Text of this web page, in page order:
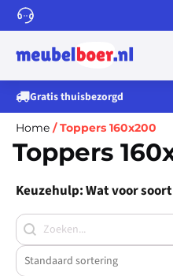
Gratis thuisbezorgd
Home / Toppers 160x200
Toppers
Keuzehulp: Wat voor
Search
Product Order
Product Order